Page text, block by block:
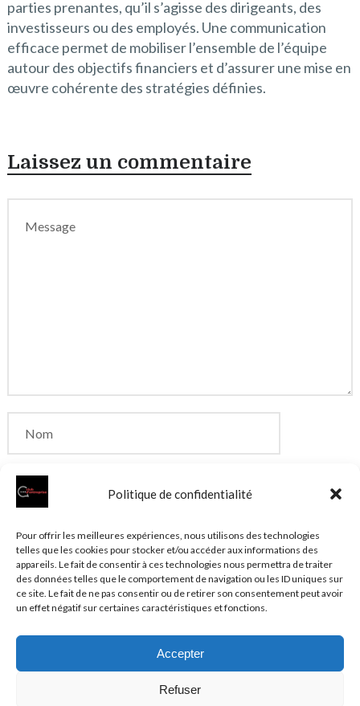
Politique de confidentialité
Pour offrir les meilleures expériences, nous utilisons des technologies
telles que les cookies pour stocker et/ou accéder aux informations des
appareils. Le fait de consentir à ces technologies nous permettra de traiter
des données telles que le comportement de navigation ou les ID uniques sur
ce site. Le fait de ne pas consentir ou de retirer son consentement peut avoir
un effet négatif sur certaines caractéristiques et fonctions.
Accepter
Refuser
parties prenantes, qu’il s’agisse des dirigeants, des
investisseurs ou des employés. Une communication
efficace permet de mobiliser l’ensemble de l’équipe
autour des objectifs financiers et d’assurer une mise en
œuvre cohérente des stratégies définies.
Laissez un commentaire
Enregistrer mon nom, mon e-mail et mon site dans
le navigateur pour mon prochain commentaire.
Actualité au sens large